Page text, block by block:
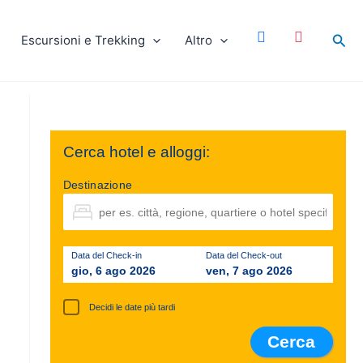
Escursioni e Trekking Altro
Cerca hotel e alloggi:
Destinazione
Data del Check-in
gio, 6 ago 2026
Data del Check-out
ven, 7 ago 2026
Decidi le date più tardi